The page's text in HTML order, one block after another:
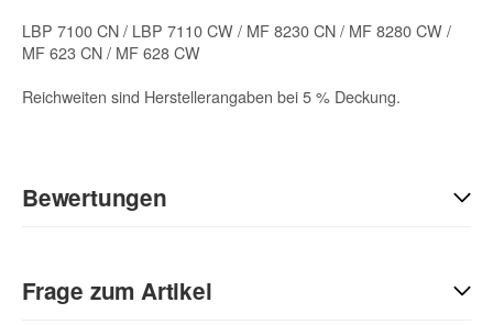
LBP 7100 CN / LBP 7110 CW / MF 8230 CN / MF 8280 CW /
MF 623 CN / MF 628 CW
Reichweiten sind Herstellerangaben bei 5 % Deckung.
Bewertungen
Sie Anderen bei der Kaufentscheidung:
Frage zum Artikel